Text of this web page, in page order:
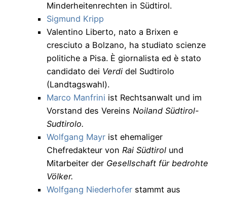
Minderheitenrechten in Südtirol.
Sigmund Kripp
Valentino Liberto, nato a Brixen e
cresciuto a Bolzano, ha studiato scienze
politiche a Pisa. È giornalista ed è stato
candidato dei Verdi del Sudtirolo
(Landtagswahl).
Marco Manfrini ist Rechtsanwalt und im
Vorstand des Vereins Noiland Südtirol-
Sudtirolo.
Wolfgang Mayr ist ehemaliger
Chefredakteur von Rai Südtirol und
Mitarbeiter der Gesellschaft für bedrohte
Völker.
Wolfgang Niederhofer stammt aus